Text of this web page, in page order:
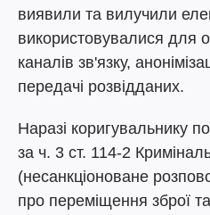
виявили та вилучили
використовувалися для
каналів зв'язку,
передачі розвідданих.
Наразі коригувальнику
за ч. 3 ст. 114-2
(несанкціоноване
про переміщення зброї